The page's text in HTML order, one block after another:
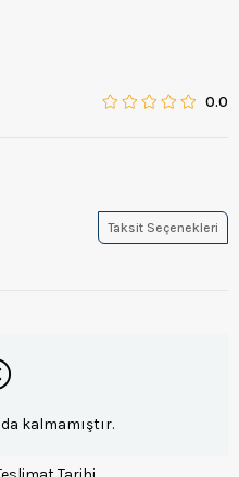
0.0
Taksit Seçenekleri
kalmamıştır.